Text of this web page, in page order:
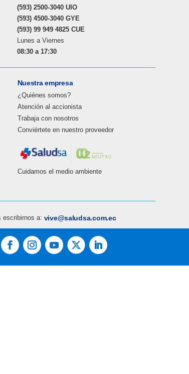
(593) 2500-3040 UIO
(593) 4500-3040 GYE
(593) 99 949 4825 CUE
Lunes a Viernes
08:30 a 17:30
Nuestra empresa
¿Quiénes somos?
Atención al accionista
Trabaja con nosotros
Conviértete en nuestro proveedor
Cuidamos el medio ambiente
escribirnos a: vive@saludsa.com.ec